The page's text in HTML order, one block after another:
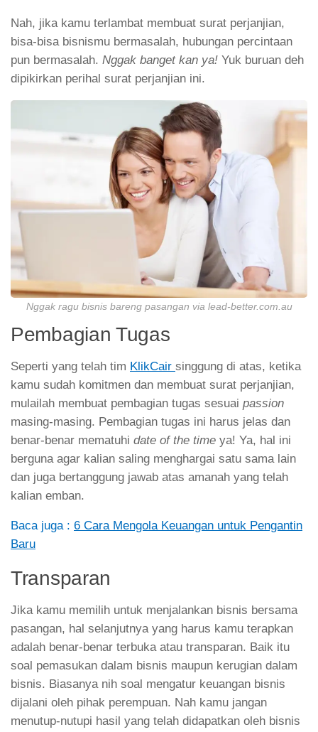
Nah, jika kamu terlambat membuat surat perjanjian,
bisa-bisa bisnismu bermasalah, hubungan percintaan
pun bermasalah. Nggak banget kan ya! Yuk buruan deh
dipikirkan perihal surat perjanjian ini.
Nggak ragu bisnis bareng pasangan via lead-better.com.au
Pembagian Tugas
Seperti yang telah tim KlikCair singgung di atas, ketika
kamu sudah komitmen dan membuat surat perjanjian,
mulailah membuat pembagian tugas sesuai passion
masing-masing. Pembagian tugas ini harus jelas dan
benar-benar mematuhi date of the time ya! Ya, hal ini
berguna agar kalian saling menghargai satu sama lain
dan juga bertanggung jawab atas amanah yang telah
kalian emban.
Baca juga : 6 Cara Mengola Keuangan untuk Pengantin
Baru
Transparan
Jika kamu memilih untuk menjalankan bisnis bersama
pasangan, hal selanjutnya yang harus kamu terapkan
adalah benar-benar terbuka atau transparan. Baik itu
soal pemasukan dalam bisnis maupun kerugian dalam
bisnis. Biasanya nih soal mengatur keuangan bisnis
dijalani oleh pihak perempuan. Nah kamu jangan
menutup-nutupi hasil yang telah didapatkan oleh bisnis